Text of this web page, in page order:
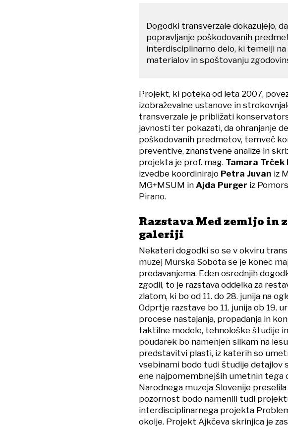
Dogodki transverzale dokazujejo,
popravljanje poškodovanih
interdisciplinarno delo, ki temelji
materialov in spoštovanju
Projekt, ki poteka od leta 2007,
izobraževalne ustanove in
transverzale je približati
javnosti ter pokazati, da ohranjanje
poškodovanih predmetov, temveč
preventive, znanstvene analize in
projekta je prof. mag. Tamara Trček
izvedbe koordinirajo Petra Juvan iz
MG+MSUM in Ajda Purger iz
Pirano.
Razstava Med zemljo in
galeriji
Nekateri dogodki so se v okviru
muzej Murska Sobota se je konec
predavanjema. Eden osrednjih
zgodil, to je razstava oddelka za
zlatom, ki bo od 11. do 28. junija na
Odprtje razstave bo 11. junija ob 19.
procese nastajanja, propadanja in
taktilne modele, tehnološke študije
poudarek bo namenjen slikam na
predstavitvi plasti, iz katerih so
vsebinami bodo tudi študije detajlov
ene najpomembnejših umetnin tega
Narodnega muzeja Slovenije
pozornost bodo namenili tudi
interdisciplinarnega projekta
okolje. Projekt Ajkčeva skrinjica je